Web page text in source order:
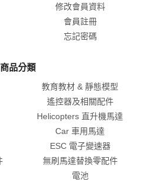
修改會員資料
會員註冊
忘記密碼
商品分類
教育教材 & 靜態模型
遙控器及相關配件
Helicopters 直升機馬達
Car 車用馬達
ESC 電子變速器
無刷馬達替換零配件
電池